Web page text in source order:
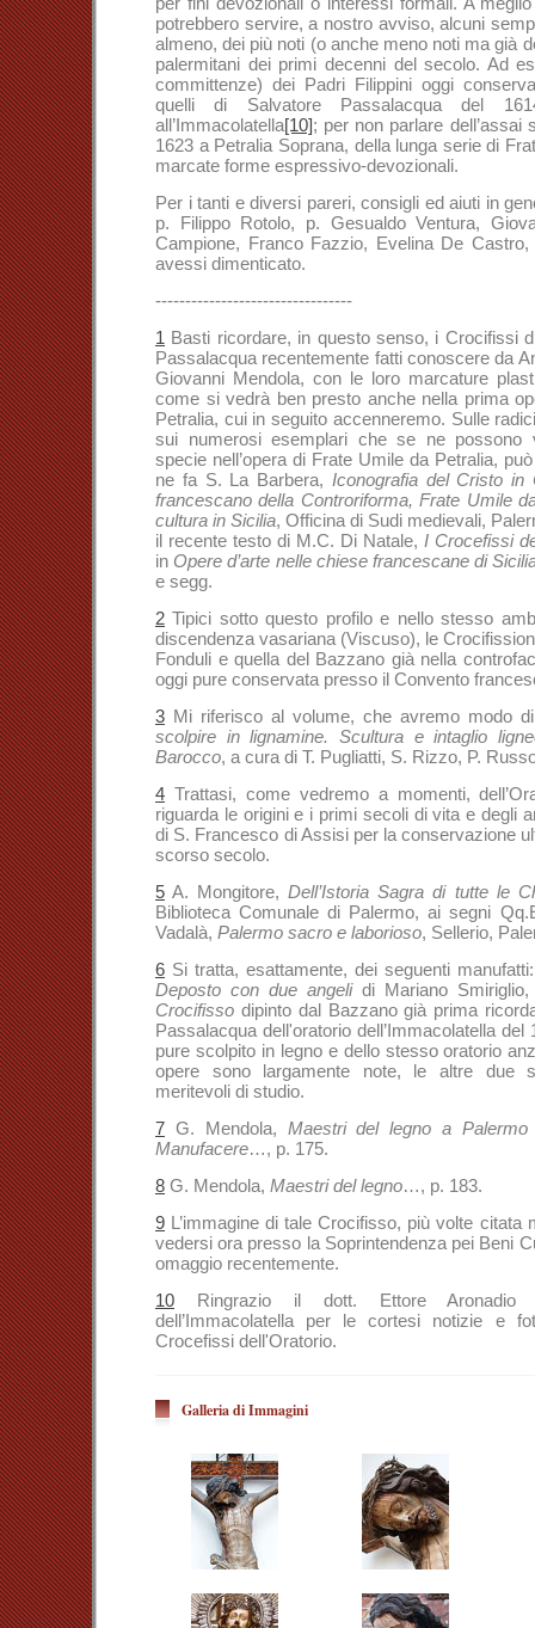
potrebbero servire, a nostro avviso, alcuni
almeno, dei più noti (o anche meno noti ma già
palermitani dei primi decenni del secolo. Ad
committenze) dei Padri Filippini oggi
quelli di Salvatore Passalacqua del
all’Immacolatella[10]; per non parlare dell’assai
1623 a Petralia Soprana, della lunga serie di
marcate forme espressivo-devozionali.
Per i tanti e diversi pareri, consigli ed aiuti in
p. Filippo Rotolo, p. Gesualdo Ventura,
Campione, Franco Fazzio, Evelina De
avessi dimenticato.
---------------------------------
1 Basti ricordare, in questo senso, i Crocifissi
Passalacqua recentemente fatti conoscere da
Giovanni Mendola, con le loro marcature
come si vedrà ben presto anche nella prima
Petralia, cui in seguito accenneremo. Sulle
sui numerosi esemplari che se ne possono
specie nell’opera di Frate Umile da Petralia,
ne fa S. La Barbera, Iconografia del Cristo in
francescano della Controriforma, Frate Umile
cultura in Sicilia, Officina di Sudi medievali,
il recente testo di M.C. Di Natale, I Crocefissi
in Opere d’arte nelle chiese francescane di
e segg.
2 Tipici sotto questo profilo e nello stesso
discendenza vasariana (Viscuso), le
Fonduli e quella del Bazzano già nella
oggi pure conservata presso il Convento
3 Mi riferisco al volume, che avremo modo
scolpire in lignamine. Scultura e intaglio
Barocco, a cura di T. Pugliatti, S. Rizzo, P.
4 Trattasi, come vedremo a momenti,
riguarda le origini e i primi secoli di vita e degli
di S. Francesco di Assisi per la conservazione
scorso secolo.
5 A. Mongitore,Dell’Istoria Sagra di tutte le
Biblioteca Comunale di Palermo, ai segni
Vadalà, Palermo sacro e laborioso, Sellerio,
6 Si tratta, esattamente, dei seguenti
Deposto con due angeli di Mariano
Crocifisso dipinto dal Bazzano già prima
Passalacqua dell'oratorio dell’Immacolatella del
pure scolpito in legno e dello stesso oratorio
opere sono largamente note, le altre due
meritevoli di studio.
7 G. Mendola, Maestri del legno a
Manufacere…, p. 175.
8 G. Mendola, Maestri del legno…, p. 183.
9 L’immagine di tale Crocifisso, più volte citata
vedersi ora presso la Soprintendenza pei Beni
omaggio recentemente.
10 Ringrazio il dott. Ettore Aronadio
dell’Immacolatella per le cortesi notizie e
Crocefissi dell'Oratorio.
Galleria di Immagini